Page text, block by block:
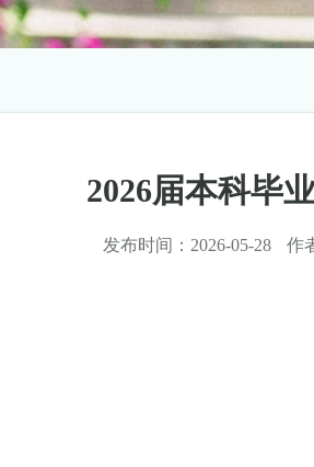
2026届本科毕
发布时间： 2026-05-28 作